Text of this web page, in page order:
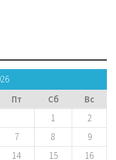
Пт Сб Вс
1
2
7 8
9
14 15
16